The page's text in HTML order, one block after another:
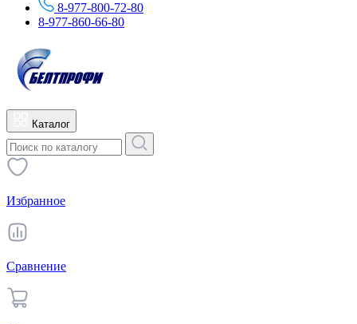
8-977-800-72-80
8-977-860-66-80
Каталог
Избранное
Сравнение